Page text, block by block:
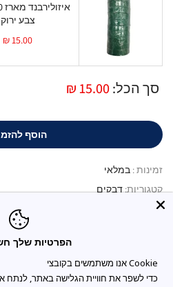
צבע ירוק
15.00 ₪
סך הכל:15.00 ₪
הוסף
זמינות : במלאי
קטגוריות:דבקים
הפרטיות שלך
כדי לשפר את חוויית הגלישה באתר, לנתח